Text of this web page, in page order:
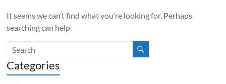
It seems we can’t find what you’re looking for. Perhaps
searching can help.
Categories